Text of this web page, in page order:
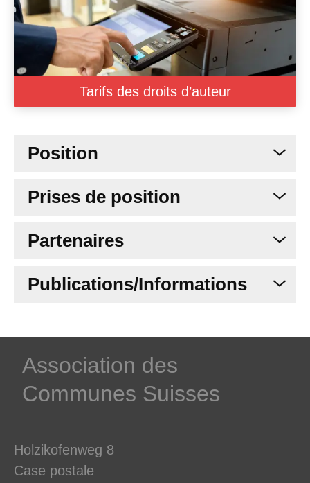
Tarifs des droits d’auteur
Position
Prises de position
Partenaires
Publications/Informations
­Association des­
Communes ­Suisses
Holzikofenweg 8
Case postale